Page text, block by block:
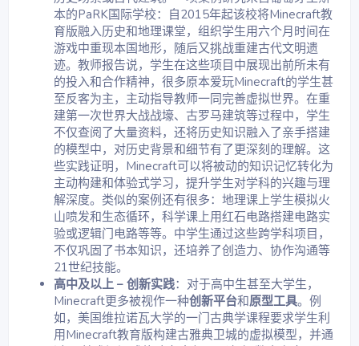
本的PaRK国际学校：自2015年起该校将Minecraft教
育版融入历史和地理课堂，组织学生用六个月时间在
游戏中重现本国地形，随后又挑战重建古代文明遗
迹。教师报告说，学生在这些项目中展现出前所未有
的投入和合作精神，很多原本爱玩Minecraft的学生甚
至反客为主，主动指导教师一同完善虚拟世界。在重
建第一次世界大战战壕、古罗马建筑等过程中，学生
不仅查阅了大量资料，还将历史知识融入了亲手搭建
的模型中，对历史背景和细节有了更深刻的理解。这
些实践证明，Minecraft可以将被动的知识记忆转化为
主动构建和体验式学习，提升学生对学科的兴趣与理
解深度。类似的案例还有很多：地理课上学生模拟火
山喷发和生态循环，科学课上用红石电路搭建电路实
验或逻辑门电路等等。中学生通过这些跨学科项目，
不仅巩固了书本知识，还培养了创造力、协作沟通等
21世纪技能。
高中及以上 – 创新实践：对于高中生甚至大学生，
Minecraft更多被视作一种创新平台和原型工具。例
如，美国维拉诺瓦大学的一门古典学课程要求学生利
用Minecraft教育版构建古雅典卫城的虚拟模型，并通